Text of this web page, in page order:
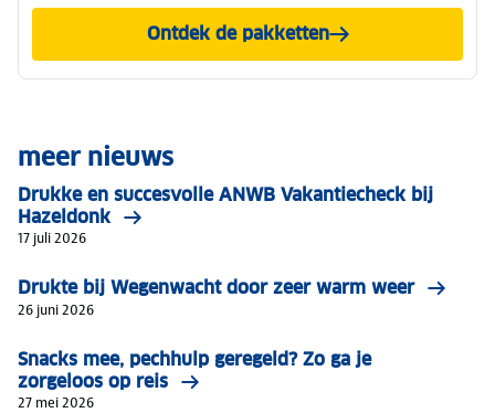
Ontdek de pakkettenMet wegenwacht Europa
meer nieuws
Drukke en succesvolle ANWB Vakantiecheck bij
Hazeldonk
17 juli 2026
Drukte bij Wegenwacht door zeer warm weer
26 juni 2026
Snacks mee, pechhulp geregeld? Zo ga je
zorgeloos op reis
27 mei 2026